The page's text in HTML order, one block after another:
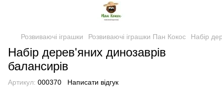
Розвиваючі іграшки Розвиваючі іграшки Пан Кокос Набір
Набір дерев'яних динозаврів
балансирів
Артикул: 000370 Написати відгук